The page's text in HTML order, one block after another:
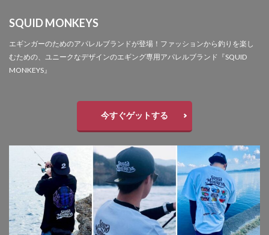
SQUID MONKEYS
エギンガーのためのアパレルブランドが登場！ファッションから釣りを楽し
むための、ユニークなデザインのエギング専用アパレルブランド『SQUID
MONKEYS』
今すぐゲットする